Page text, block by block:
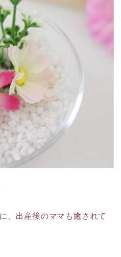
、出産後のママも癒されて